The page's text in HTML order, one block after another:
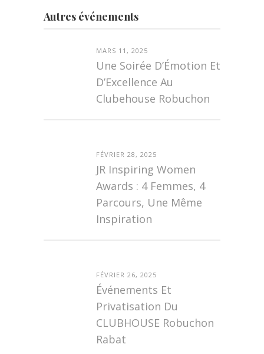
Autres événements
MARS 11, 2025
Une Soirée D’Émotion Et
D’Excellence Au
Clubehouse Robuchon
FÉVRIER 28, 2025
JR Inspiring Women
Awards : 4 Femmes, 4
Parcours, Une Même
Inspiration
FÉVRIER 26, 2025
Événements Et
Privatisation Du
CLUBHOUSE Robuchon
Rabat